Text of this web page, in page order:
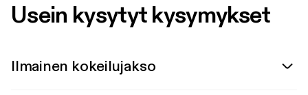
Usein kysytyt kysymykset
Ilmainen kokeilujakso